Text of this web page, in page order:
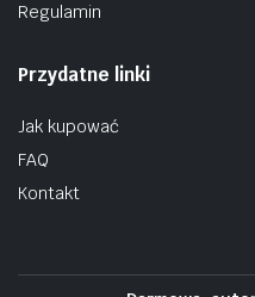
Regulamin
Przydatne linki
Jak kupować
FAQ
Kontakt